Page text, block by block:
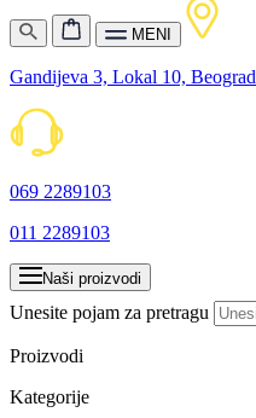
MENI
Gandijeva 3, Lokal 10, Beograd
069 2289103
011 2289103
Naši proizvodi
Unesite pojam za pretragu
Proizvodi
Kategorije